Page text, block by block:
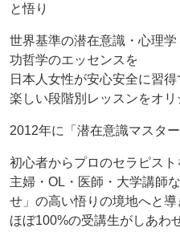
と悟り
世界基準の潜在意識・心理
功哲学のエッセンスを
日本人女性が安心安全に習得
楽しい段階別レッスンをオリ
2012年に「潜在意識マスタ
初心者からプロのセラピスト
主婦・OL・医師・大学講師
せ」の高い悟りの境地へと導
ほぼ100%の受講生がしあわ